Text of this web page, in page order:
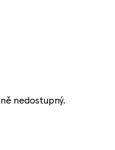
nedostupný.